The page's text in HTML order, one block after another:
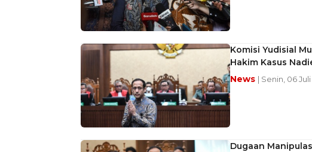
Komisi Yudisial
Hakim Kasus
News | Senin, 06 Juli
Dugaan